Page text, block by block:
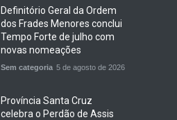
Definitório Geral da Ordem
dos Frades Menores conclui
Tempo Forte de julho com
novas nomeações
Sem categoria 5 de agosto de 2026
Província Santa Cruz
celebra o Perdão de Assis